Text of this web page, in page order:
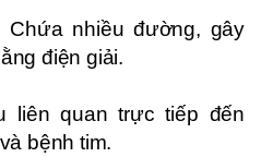
Chứa nhiều đường, gây
điện giải.
liên quan trực tiếp đến
bệnh tim.